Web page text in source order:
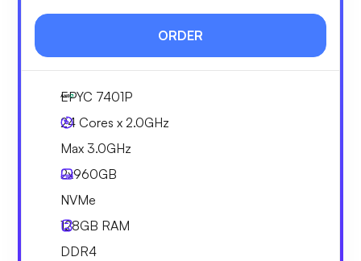
ORDER
EPYC 7401P
24 Cores x 2.0GHz
Max 3.0GHz
2x960GB
NVMe
128GB RAM
DDR4